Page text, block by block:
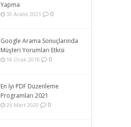
Yapma
30 Aralık 2021 0
Google Arama Sonuçlarında
Müşteri Yorumları Etkisi
18 Ocak 2018 0
En İyi PDF Düzenleme
Programları 2021
26 Mart 2020 0